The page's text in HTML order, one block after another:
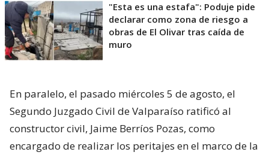
"Esta es una estafa": Poduje pide
declarar como zona de riesgo a
obras de El Olivar tras caída de
muro
En paralelo, el pasado miércoles 5 de agosto, el
Segundo Juzgado Civil de Valparaíso ratificó al
constructor civil, Jaime Berríos Pozas, como
encargado de realizar los peritajes en el marco de la